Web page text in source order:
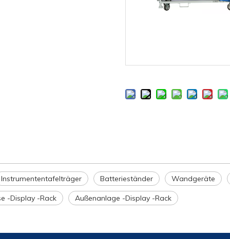
Instrumententafelträger Batterieständer Wandgeräte
-Display -Rack Außenanlage -Display -Rack